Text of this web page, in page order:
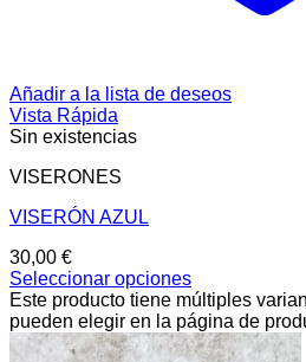
Añadir a la lista de deseos
Vista Rápida
Sin existencias
VISERONES
VISERÓN AZUL
30,00 €
Seleccionar opciones
Este producto tiene múltiples
pueden elegir en la página de